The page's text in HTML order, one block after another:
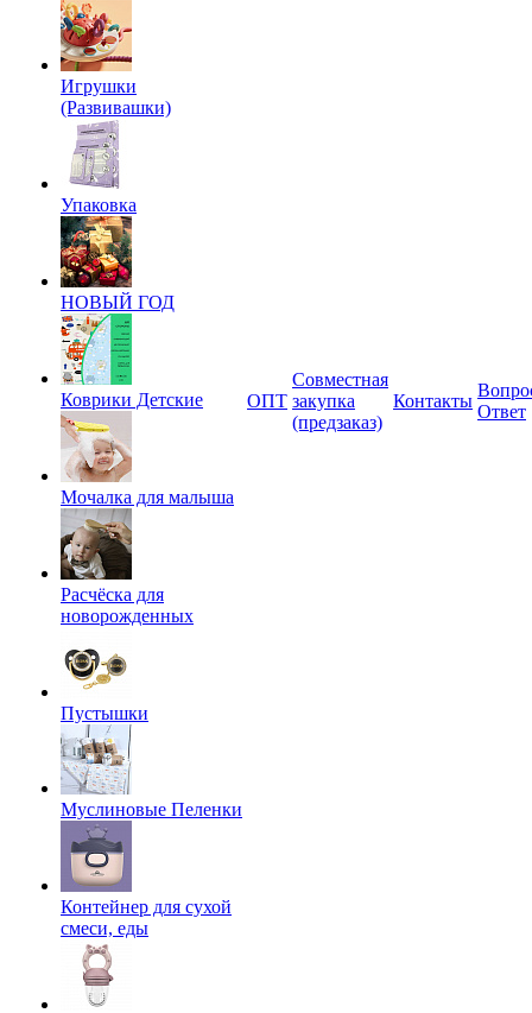
Игрушки
(Развивашки)
Упаковка
НОВЫЙ ГОД
Коврики Детские
Мочалка для малыша
Расчёска для
новорожденных
Пустышки
Муслиновые Пеленки
Контейнер для сухой
смеси, еды
ОПТ
Совместная
закупка
(предзаказ)
Контакты
Ответ